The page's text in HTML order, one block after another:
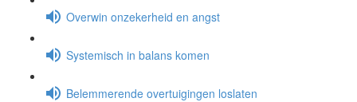
Overwin onzekerheid en angst
Systemisch in balans komen
Belemmerende overtuigingen loslaten